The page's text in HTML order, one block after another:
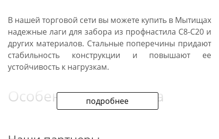
подробнее
В нашей торговой сети вы можете купить в Мытищах
надежные лаги для забора из профнастила С8-С20 и
других материалов. Стальные поперечины придают
стабильность конструкции и повышают ее
устойчивость к нагрузкам.
Особенности проката
сталей, которые изготавливаются методом горячего